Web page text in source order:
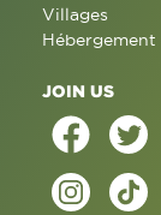
Villages
Hébergement
JOIN US